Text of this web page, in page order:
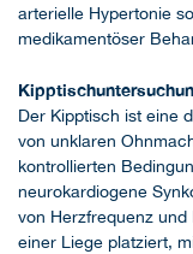
arterielle Hypertonie
medikamentöser
Der Kipptisch ist eine
von unklaren
kontrollierten
neurokardiogene
von Herzfrequenz
einer Liege platziert,